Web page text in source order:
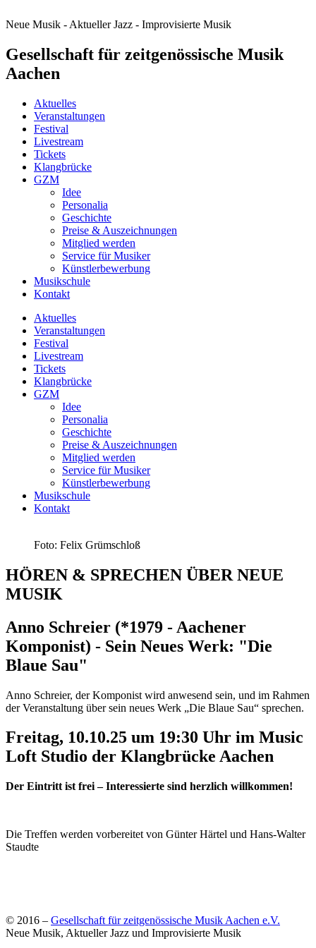
Neue Musik - Aktueller Jazz - Improvisierte Musik
Gesellschaft für zeitgenössische Musik
Aachen
Aktuelles
Veranstaltungen
Festival
Livestream
Tickets
Klangbrücke
GZM
Idee
Personalia
Geschichte
Preise & Auszeichnungen
Mitglied werden
Service für Musiker
Künstlerbewerbung
Musikschule
Kontakt
Aktuelles
Veranstaltungen
Festival
Livestream
Tickets
Klangbrücke
GZM
Idee
Personalia
Geschichte
Preise & Auszeichnungen
Mitglied werden
Service für Musiker
Künstlerbewerbung
Musikschule
Kontakt
Foto: Felix Grümschloß
HÖREN & SPRECHEN ÜBER NEUE
MUSIK
Anno Schreier (*1979 - Aachener
Komponist) - Sein Neues Werk: "Die
Blaue Sau"
Anno Schreier, der Komponist wird anwesend sein, und im Rahmen
der Veranstaltung über sein neues Werk „Die Blaue Sau“ sprechen.
Freitag, 10.10.25 um 19:30 Uhr im Music
Loft Studio der Klangbrücke Aachen
Der Eintritt ist frei – Interessierte sind herzlich willkommen!
Die Treffen werden vorbereitet von Günter Härtel und Hans-Walter
Staudte
© 2016 – Gesellschaft für zeitgenössische Musik Aachen e.V.
Neue Musik, Aktueller Jazz und Improvisierte Musik